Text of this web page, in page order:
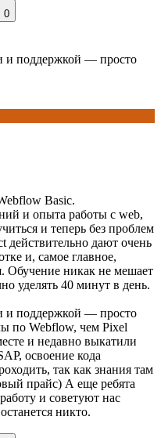
0
и поддержкой — просто
Basic.
и опыта работы с web,
и теперь без проблем
действительно дают очень
и, самое главное,
Обучение никак не мешает
уделять 40 минут в день.
и поддержкой — просто
по Webflow, чем Pixel
и недавно выкатили
освоение кода
так как знания там
прайс) А еще ребята
и советуют нас
никто.